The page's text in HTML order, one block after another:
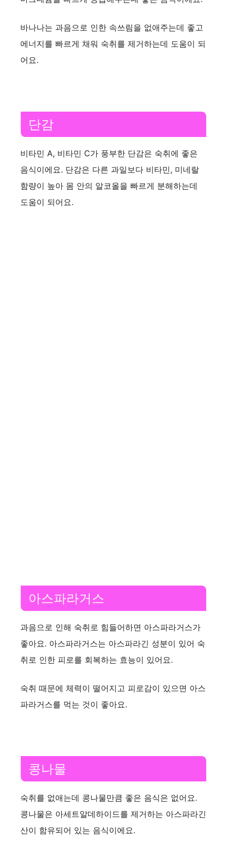
바나나는 과음으로 인한 속쓰림을 없애주는데 좋고
에너지를 빠르게 채워 숙취를 제거하는데 도움이 되
어요.
단감
비타민 A, 비타민 C가 풍부한 단감은 숙취에 좋은
음식이에요. 단감은 다른 과일보다 비타민, 미네랄
함량이 높아 몸 안의 알코올을 빠르게 분해하는데
도움이 되어요.
아스파라거스
과음으로 인해 숙취로 힘들어하면 아스파라거스가
좋아요. 아스파라거스는 아스파라긴 성분이 있어 숙
취로 인한 피로를 회복하는 효능이 있어요.
숙취 때문에 체력이 떨어지고 피로감이 있으면 아스
파라거스를 먹는 것이 좋아요.
콩나물
숙취를 없애는데 콩나물만큼 좋은 음식은 없어요.
콩나물은 아세트알데하이드를 제거하는 아스파라긴
산이 함유되어 있는 음식이에요.